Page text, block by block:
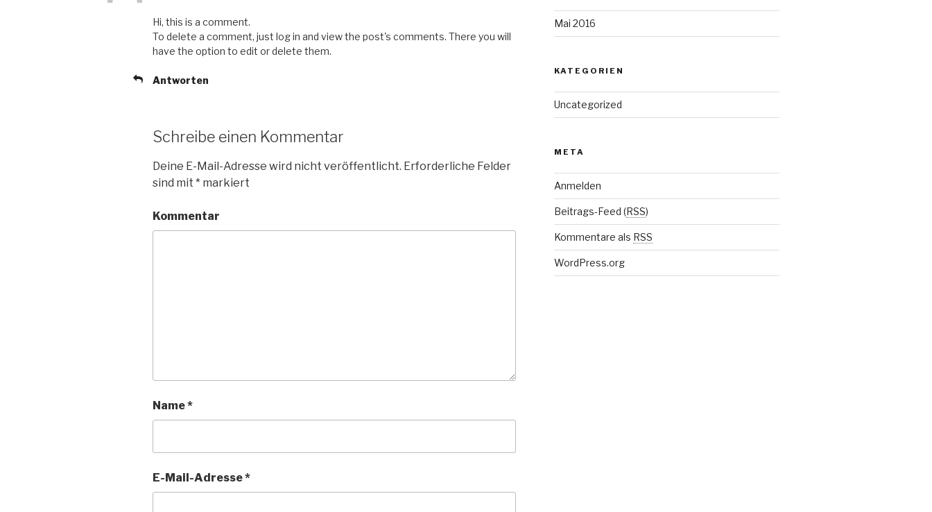
Hi, this is a comment.
To delete a comment, just log in and view the post's comments. There you will
have the option to edit or delete them.
Antworten
Schreibe einen Kommentar
Deine E-Mail-Adresse wird nicht veröffentlicht. Erforderliche Felder
sind mit * markiert
Kommentar
Name*
E-Mail-Adresse*
Mai 2016
KATEGORIEN
Uncategorized
META
Anmelden
Beitrags-Feed (RSS)
Kommentare als RSS
WordPress.org